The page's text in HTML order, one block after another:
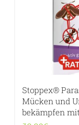
Stoppex®
Mücken und
bekämpfen